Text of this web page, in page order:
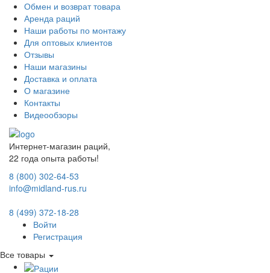
Обмен и возврат товара
Аренда раций
Наши работы по монтажу
Для оптовых клиентов
Отзывы
Наши магазины
Доставка и оплата
О магазине
Контакты
Видеообзоры
Интернет-магазин раций,
22 года опыта работы!
8 (800) 302-64-53
info@midland-rus.ru
8 (499) 372-18-28
Войти
Регистрация
Все товары